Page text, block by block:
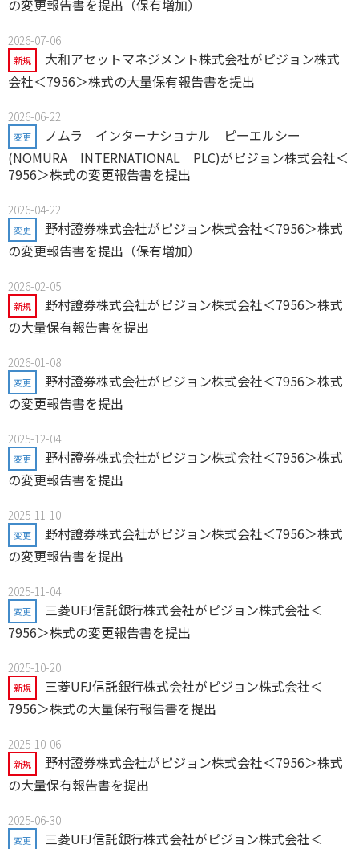
の変更報告書を提出（保有増加）
2026-07-06
新規
大和アセットマネジメント株式会社がピジョン株式
会社＜7956＞株式の大量保有報告書を提出
2026-06-22
変更
ノムラ インターナショナル ピーエルシー
(NOMURA INTERNATIONAL PLC)がピジョン株式会社＜
7956＞株式の変更報告書を提出
2026-04-22
変更
野村證券株式会社がピジョン株式会社＜7956＞株式
の変更報告書を提出（保有増加）
2026-02-05
新規
野村證券株式会社がピジョン株式会社＜7956＞株式
の大量保有報告書を提出
2026-01-08
変更
野村證券株式会社がピジョン株式会社＜7956＞株式
の変更報告書を提出
2025-12-04
変更
野村證券株式会社がピジョン株式会社＜7956＞株式
の変更報告書を提出
2025-11-10
変更
野村證券株式会社がピジョン株式会社＜7956＞株式
の変更報告書を提出
2025-11-04
変更
三菱UFJ信託銀行株式会社がピジョン株式会社＜
7956＞株式の変更報告書を提出
2025-10-20
新規
三菱UFJ信託銀行株式会社がピジョン株式会社＜
7956＞株式の大量保有報告書を提出
2025-10-06
新規
野村證券株式会社がピジョン株式会社＜7956＞株式
の大量保有報告書を提出
2025-06-30
変更
三菱UFJ信託銀行株式会社がピジョン株式会社＜